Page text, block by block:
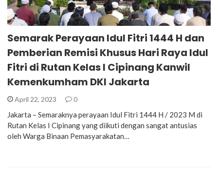
Semarak Perayaan Idul Fitri 1444 H dan
Pemberian Remisi Khusus Hari Raya Idul
Fitri di Rutan Kelas I Cipinang Kanwil
Kemenkumham DKI Jakarta
April 22, 2023 0
Jakarta – Semaraknya perayaan Idul Fitri 1444 H / 2023 M di
Rutan Kelas I Cipinang yang diikuti dengan sangat antusias
oleh Warga Binaan Pemasyarakatan…